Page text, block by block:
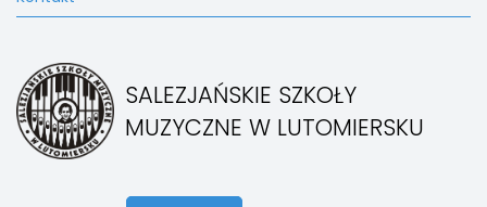
SALEZJAŃSKIE SZKOŁY
MUZYCZNE W LUTOMIERSKU